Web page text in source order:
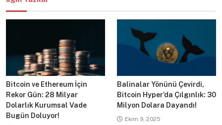
Bitcoin ve Ethereum İçin
Rekor Gün: 28 Milyar
Dolarlık Kurumsal Vade
Bugün Doluyor!
Balinalar Yönünü Çevirdi,
Bitcoin Hyper’da Çılgınlık: 30
Milyon Dolara Dayandı!
Ekim 9, 2025